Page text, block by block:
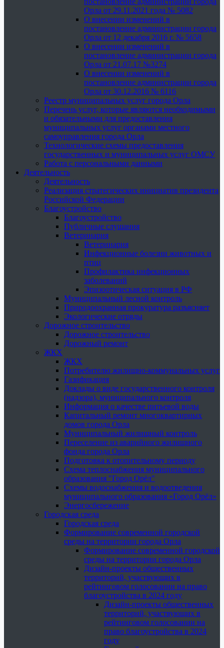
Орла от 29.11.2021 года № 5082
О внесении изменений в
постановление администрации города
Орла от 12 декабря 2016 г. № 5658
О внесении изменений в
постановление администрации города
Орла от 21.07.17 №3274
О внесении изменений в
постановление администрации города
Орла от 30.12.2016 № 6116
Реестр муниципальных услуг города Орла
Перечень услуг, которые являются необходимыми
и обязательными для предоставления
муниципальных услуг органами местного
самоуправления города Орла
Технологические схемы предоставления
государственных и муниципальных услуг ОМСУ
Работа с персональными данными
Деятельность
Деятельность
Реализация стратегических инициатив президента
Российской Федерации
Благоустройство
Благоустройство
Публичные слушания
Ветеринария
Ветеринария
Инфекционные болезни животных и
птиц
Профилактика инфекционных
заболеваний
Эпизоотическая ситуация в РФ
Муниципальный лесной контроль
Природоохранная прокуратура разъясняет
Экологические отряды
Дорожное строительство
Дорожное строительство
Дорожный ремонт
ЖКХ
ЖКХ
Потребителю жилищно-коммунальных услуг
Газификация
Доклады о виде государственного контроля
(надзора), муниципального контроля
Информация о качестве питьевой воды
Капитальный ремонт многоквартирных
домов города Орла
Муниципальный жилищный контроль
Переселение из аварийного жилищного
фонда города Орла
Подготовка к отопительному периоду
Схема теплоснабжения муниципального
образования "Город Орёл"
Схемы водоснабжения и водоотведения
муниципального образования «Город Орёл»
Энергосбережение
Городская среда
Городская среда
Формирование современной городской
среды на территории города Орла
Формирование современной городской
среды на территории города Орла
Дизайн-проекты общественных
территорий, участвующих в
рейтинговом голосовании на право
благоустройства в 2024 году
Дизайн-проекты общественных
территорий, участвующих в
рейтинговом голосовании на
право благоустройства в 2024
году